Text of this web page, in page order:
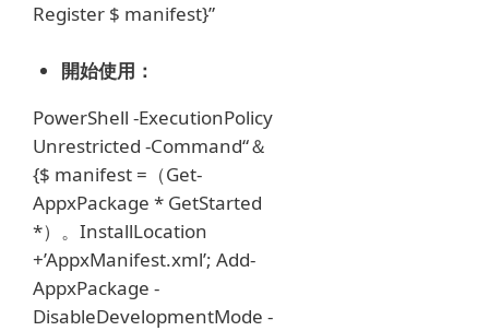
Register $ manifest}”
開始使用：
PowerShell -ExecutionPolicy
Unrestricted -Command“＆
{$ manifest =（Get-
AppxPackage * GetStarted
*）。InstallLocation
+’AppxManifest.xml’; Add-
AppxPackage -
DisableDevelopmentMode -